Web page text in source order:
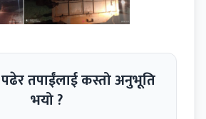
तपाईंलाई कस्तो अनुभूति
भयो ?